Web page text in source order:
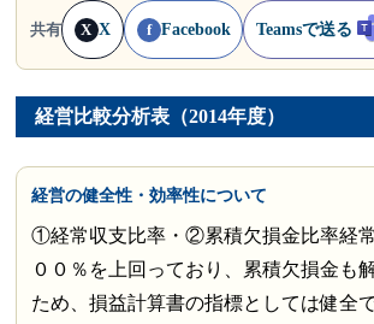
共有 X X f Facebook Teamsで送る
経営比較分析表（2014年度）
経営の健全性・効率性について
①経常収支比率・②累積欠損金比率経常
００％を上回っており、累積欠損金も
ため、損益計算書の指標としては健全